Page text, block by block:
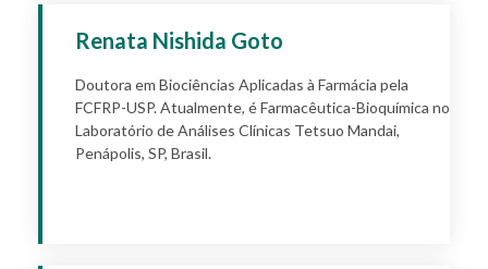
Renata Nishida Goto
Doutora em Biociências Aplicadas à Farmácia pela
FCFRP-USP. Atualmente, é Farmacêutica-Bioquímica no
Laboratório de Análises Clínicas Tetsuo Mandai,
Penápolis, SP, Brasil.